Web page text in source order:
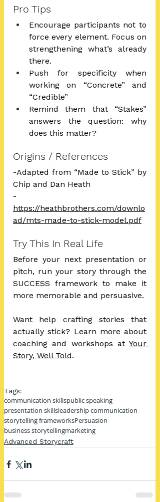
Pro Tips
Encourage participants not to
force every element. Focus on
strengthening what’s already
there.
Push for specificity when
working on “Concrete” and
“Credible”
Remind them that “Stakes”
answers the question: why
does this matter?
Origins / References
-Adapted from “Made to Stick” by
Chip and Dan Heath
-
https://heathbrothers.com/downlo
ad/mts-made-to-stick-model.pdf
Try This In Real Life
Before your next presentation or
pitch, run your story through the
SUCCESS framework to make it
more memorable and persuasive.
Want help crafting stories that
actually stick? Learn more about
coaching and workshops at Your
Story, Well Told.
Tags:
communication skillspublic speaking
presentation skillsleadership communication
storytelling frameworksPersuasion
business storytellingmarketing
Advanced Storycraft